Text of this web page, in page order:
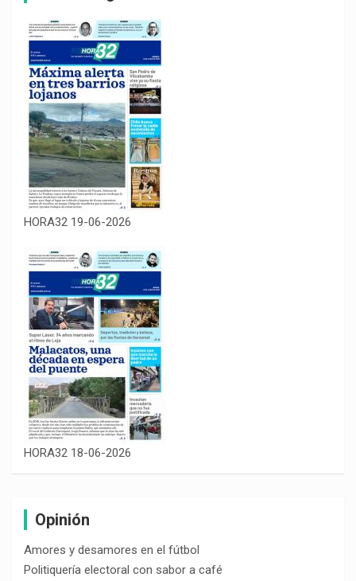
HORA32 19-06-2026
HORA32 18-06-2026
Opinión
Amores y desamores en el fútbol
Politiquería electoral con sabor a café